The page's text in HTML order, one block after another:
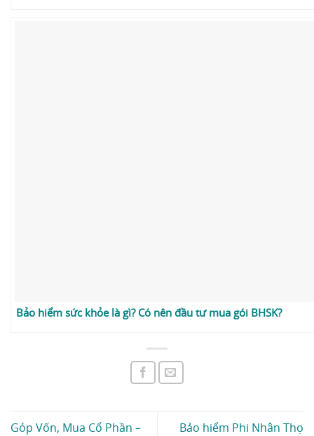
Bảo hiểm sức khỏe là gì? Có nên đầu tư mua gói BHSK?
Góp Vốn, Mua Cổ Phần –
Bảo hiểm Phi Nhân Thọ